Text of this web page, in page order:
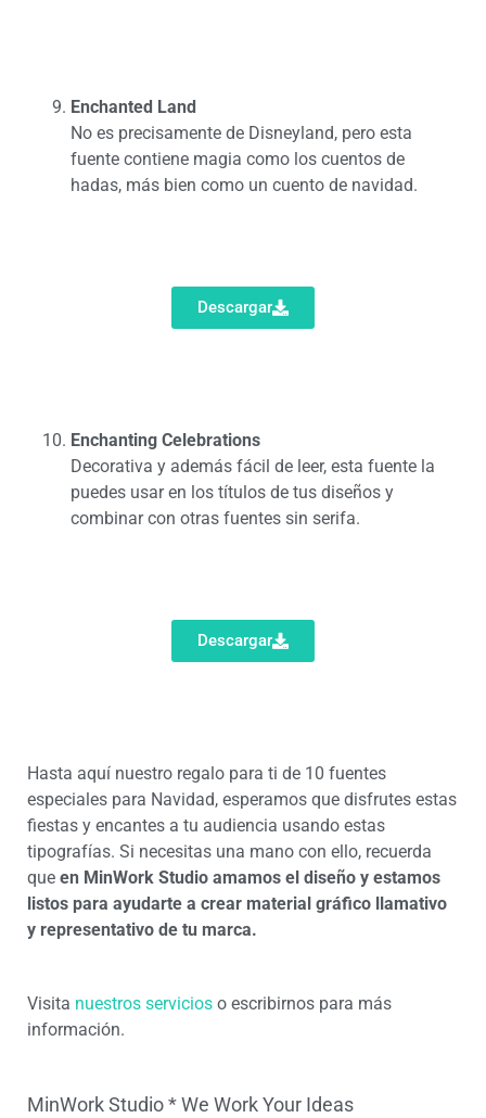
Enchanted Land
No es precisamente de Disneyland, pero esta
fuente contiene magia como los cuentos de
hadas, más bien como un cuento de navidad.
Descargar
Enchanting Celebrations
Decorativa y además fácil de leer, esta fuente la
puedes usar en los títulos de tus diseños y
combinar con otras fuentes sin serifa.
Descargar
Hasta aquí nuestro regalo para ti de 10 fuentes
especiales para Navidad, esperamos que disfrutes estas
fiestas y encantes a tu audiencia usando estas
tipografías. Si necesitas una mano con ello, recuerda
que en MinWork Studio amamos el diseño y estamos
listos para ayudarte a crear material gráfico llamativo
y representativo de tu marca.
Visita nuestros servicios o escribirnos para más
información.
MinWork Studio * We Work Your Ideas